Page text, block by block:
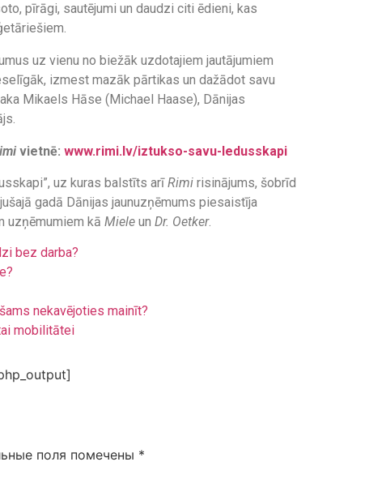
pīrāgi, sautējumi un daudzi citi ēdieni, kas
uz vienu no biežāk uzdotajiem jautājumiem
izmest mazāk pārtikas un dažādot savu
Mikaels Hāse (Michael Haase), Dānijas
vietnē: www.rimi.lv/iztukso-savu-ledusskapi
uz kuras balstīts arīRimi risinājums, šobrīd
gadā Dānijas jaunuzņēmums piesaistīja
uzņēmumiem kā Miele un Dr. Oetker.
bez darba?
nekavējoties mainīt?
mobilitātei
поля помечены *